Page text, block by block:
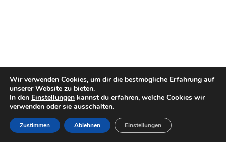
Wir verwenden Cookies, um dir die bestmögliche Erfahrung auf
unserer Website zu bieten.
In den Einstellungen kannst du erfahren, welche Cookies wir
verwenden oder sie ausschalten.
Zustimmen Ablehnen Einstellungen